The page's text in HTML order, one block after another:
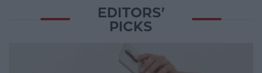
EDITORS'
PICKS